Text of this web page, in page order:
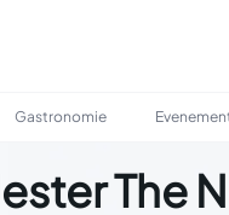
Gastronomie
The